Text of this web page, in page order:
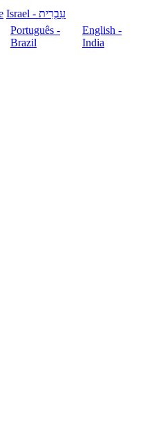
עִבְרִית - Israel
Português -
Brazil
English -
India